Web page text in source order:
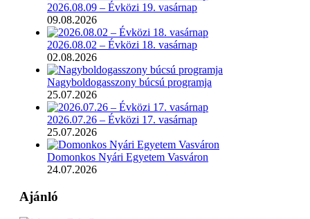
2026.08.09 – Évközi 19. vasárnap
09.08.2026
2026.08.02 – Évközi 18. vasárnap
02.08.2026
Nagyboldogasszony búcsú programja
25.07.2026
2026.07.26 – Évközi 17. vasárnap
25.07.2026
Domonkos Nyári Egyetem Vasváron
24.07.2026
Ajánló